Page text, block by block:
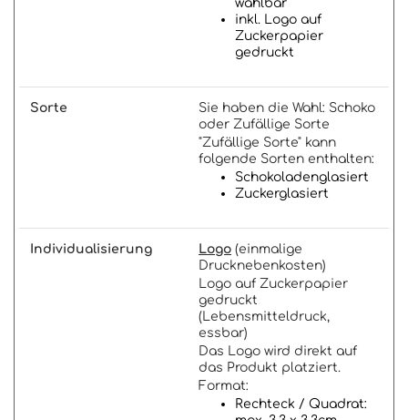
wählbar
inkl. Logo auf
Zuckerpapier
gedruckt
Sorte
Sie haben die Wahl: Schoko
oder Zufällige Sorte
"Zufällige Sorte" kann
folgende Sorten enthalten:
Schokoladenglasiert
Zuckerglasiert
Individualisierung Logo (einmalige
Drucknebenkosten)
Logo auf Zuckerpapier
gedruckt
(Lebensmitteldruck,
essbar)
Das Logo wird direkt auf
das Produkt platziert.
Format:
Rechteck / Quadrat: